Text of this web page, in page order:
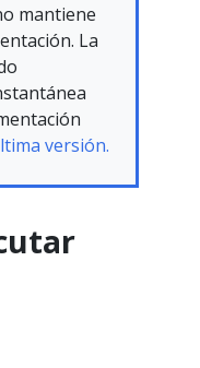
mantiene
La
versión.